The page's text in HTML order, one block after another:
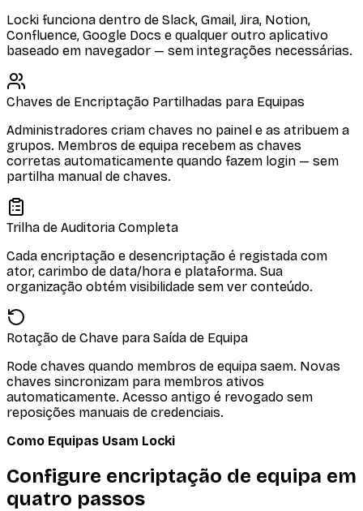
Locki funciona dentro de Slack, Gmail, Jira, Notion,
Confluence, Google Docs e qualquer outro aplicativo
baseado em navegador — sem integrações necessárias.
Chaves de Encriptação Partilhadas para Equipas
Administradores criam chaves no painel e as atribuem a
grupos. Membros de equipa recebem as chaves
corretas automaticamente quando fazem login — sem
partilha manual de chaves.
Trilha de Auditoria Completa
Cada encriptação e desencriptação é registada com
ator, carimbo de data/hora e plataforma. Sua
organização obtém visibilidade sem ver conteúdo.
Rotação de Chave para Saída de Equipa
Rode chaves quando membros de equipa saem. Novas
chaves sincronizam para membros ativos
automaticamente. Acesso antigo é revogado sem
reposições manuais de credenciais.
Como Equipas Usam Locki
Configure encriptação de equipa em
quatro passos